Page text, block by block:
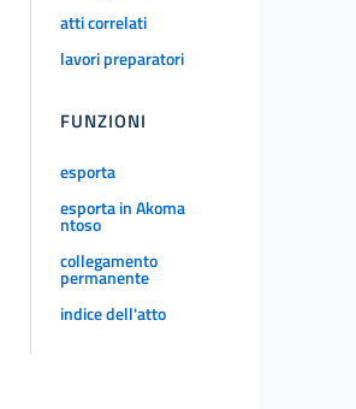
atti correlati
lavori preparatori
FUNZIONI
esporta
esporta in Akoma
ntoso
collegamento
permanente
indice dell'atto